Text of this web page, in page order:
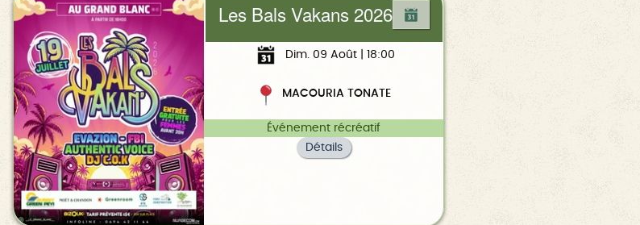
Les Bals Vakans 2026
Dim. 09 Août | 18:00
MACOURIA TONATE
Événement récréatif
Détails